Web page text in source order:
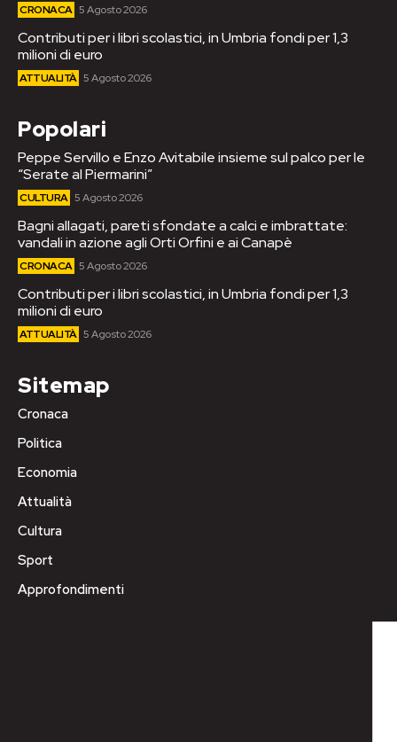
CRONACA 5 Agosto 2026
Contributi per i libri scolastici, in Umbria fondi per 1,3
milioni di euro
ATTUALITÀ 5 Agosto 2026
Popolari
Peppe Servillo e Enzo Avitabile insieme sul palco per le
“Serate al Piermarini”
CULTURA 5 Agosto 2026
Bagni allagati, pareti sfondate a calci e imbrattate:
vandali in azione agli Orti Orfini e ai Canapè
CRONACA 5 Agosto 2026
Contributi per i libri scolastici, in Umbria fondi per 1,3
milioni di euro
ATTUALITÀ 5 Agosto 2026
Sitemap
Cronaca
Politica
Economia
Attualità
Cultura
Sport
Approfondimenti